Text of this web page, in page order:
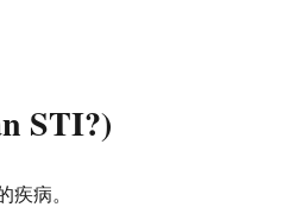
STI?)
病。